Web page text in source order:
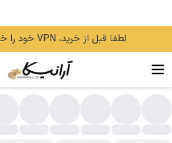
لطفا قبل از خرید، VPN خود را خاموش کنید.